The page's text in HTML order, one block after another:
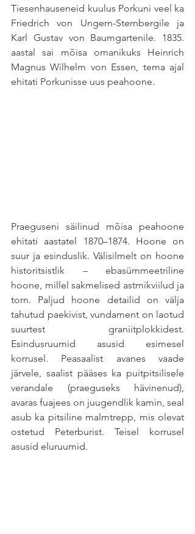
Tiesenhauseneid kuulus Porkuni veel ka
Friedrich von Ungern-Sternbergile ja
Karl Gustav von Baumgartenile. 1835.
aastal sai mõisa omanikuks Heinrich
Magnus Wilhelm von Essen, tema ajal
ehitati Porkunisse uus peahoone.
Praeguseni säilinud mõisa peahoone
ehitati aastatel 1870–1874. Hoone on
suur ja esinduslik. Välisilmelt on hoone
historitsistlik – ebasümmeetriline
hoone, millel sakmelised astmikviilud ja
torn. Paljud hoone detailid on välja
tahutud paekivist, vundament on laotud
suurtest graniitplokkidest.
Esindusruumid asusid esimesel
korrusel. Peasaalist avanes vaade
järvele, saalist pääses ka puitpitsilisele
verandale (praeguseks hävinenud),
avaras fuajees on juugendlik kamin, seal
asub ka pitsiline malmtrepp, mis olevat
ostetud Peterburist. Teisel korrusel
asusid eluruumid.